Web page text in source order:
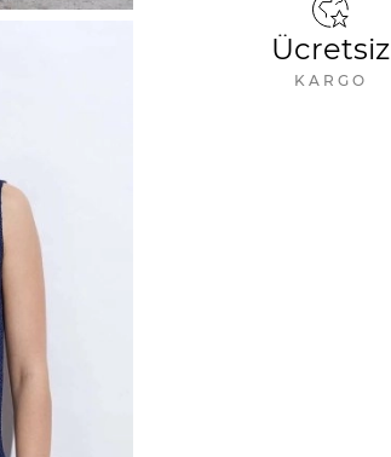
Ücretsiz
KARGO